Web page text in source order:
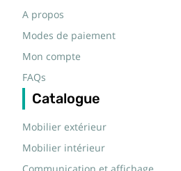
A propos
Modes de paiement
Mon compte
FAQs
Catalogue
Mobilier extérieur
Mobilier intérieur